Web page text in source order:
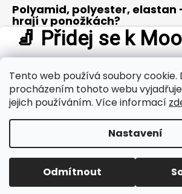
Tento web používá soubory cookie.
procházením tohoto webu
jejich používáním. Více informací
Nastavení
Odmítnout
Polyamid, polyester, elastan
hrají v ponožkách?
Merino vlna – opravdu
Přijímáme online platby
Copyright 2026MOOSE. Všechna
Upravit nastavení
🧦 Přidej se k
Buď první, kdo se dozví onovinkách a
outdooru. A jako poděkování od nás
na svůj první nákup.
Přihlásit se a získat slevu
Zásady zpracování osobních